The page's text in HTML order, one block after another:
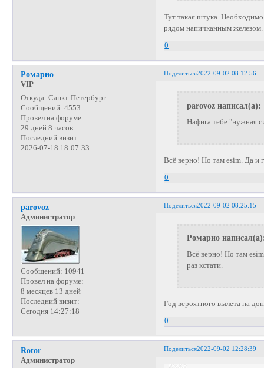
Тут такая штука.
рядом напичканным железом.
0
Поделиться2022-09-02 08:12:56
Ромарио
VIP
Откуда: Санкт-Петербург
Сообщений: 4553
Провел на форуме:
29 дней 8 часов
Последний визит:
2026-07-18 18:07:33
parovoz написал(а):
Нафига тебе "нужная
Всё верно! Но там esim. Да и
0
Поделиться2022-09-02 08:25:15
parovoz
Администратор
Сообщений: 10941
Провел на форуме:
8 месяцев 13 дней
Последний визит:
Сегодня 14:27:18
Ромарио
Всё верно! Но там
раз кстати.
Год вероятного вылета на
0
Поделиться2022-09-02 12:28:39
Rotor
Администратор